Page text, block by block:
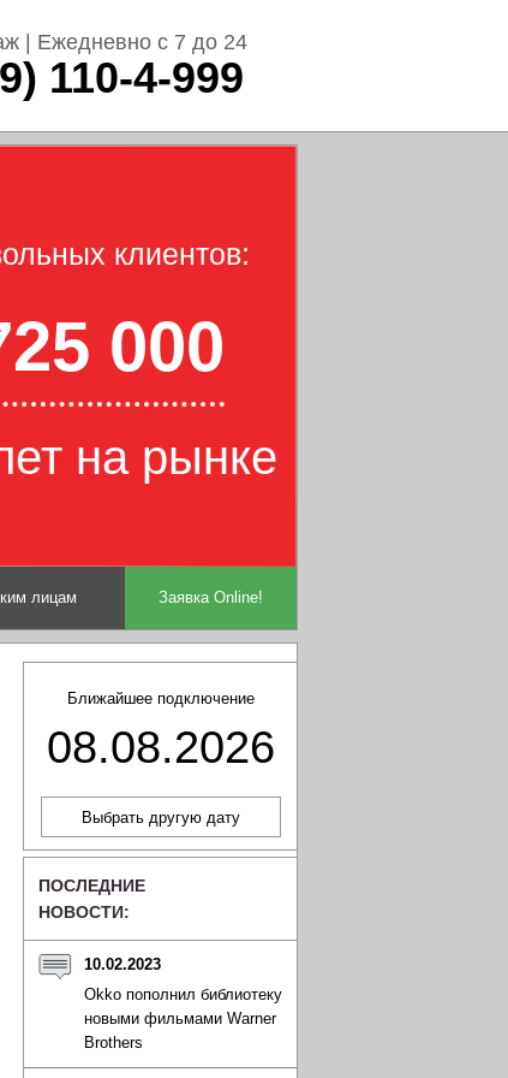
| Ежедневно с 7 до 24
110-4-999
клиентов:
000
на рынке
лицам Заявка Online!
Ближайшее подключение
08.08.2026
ПОСЛЕДНИЕ
НОВОСТИ:
10.02.2023
Okko пополнил библиотеку
новыми фильмами Warner
Brothers